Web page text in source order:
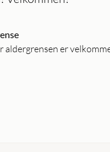
aldergrensen er